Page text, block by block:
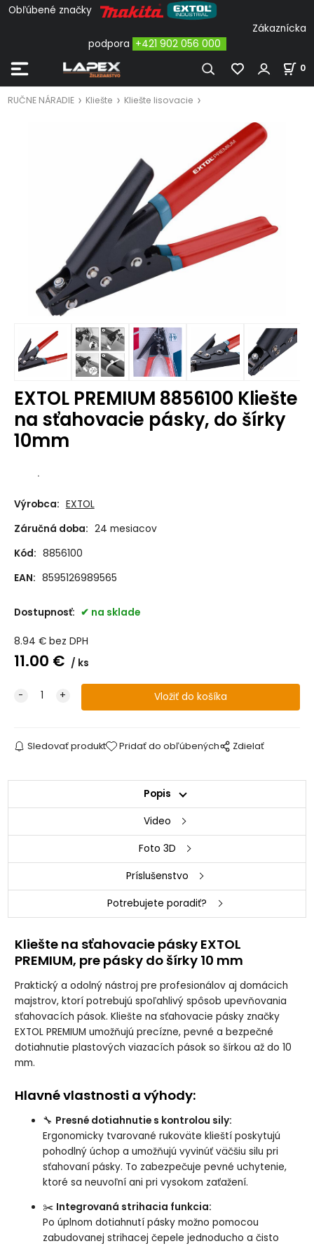
Obľúbené značky
Zákaznícka
podpora +421 902 056 000
0
RUČNE NÁRADIE Kliešte Kliešte lisovacie
EXTOL PREMIUM 8856100 Kliešte
na sťahovacie pásky, do šírky
10mm
.
Výrobca: EXTOL
Záručná doba: 24 mesiacov
Kód: 8856100
EAN: 8595126989565
Dostupnosť: na sklade
8.94 € bez DPH
11.00 € ks
Sledovať produkt Pridať do obľúbených Zdielať
Popis
Video
Foto 3D
Príslušenstvo
Potrebujete poradiť?
Kliešte na sťahovacie pásky EXTOL
PREMIUM, pre pásky do šírky 10 mm
Praktický a odolný nástroj pre profesionálov aj domácich
majstrov, ktorí potrebujú spoľahlivý spôsob upevňovania
sťahovacích pások. Kliešte na sťahovacie pásky značky
EXTOL PREMIUM umožňujú precízne, pevné a bezpečné
dotiahnutie plastových viazacích pások so šírkou až do 10
mm.
Hlavné vlastnosti a výhody:
🔧 Presné dotiahnutie s kontrolou sily:
Ergonomicky tvarované rukoväte klieští poskytujú
pohodlný úchop a umožňujú vyvinúť väčšiu silu pri
sťahovaní pásky. To zabezpečuje pevné uchytenie,
ktoré sa neuvoľní ani pri vysokom zaťažení.
✂️ Integrovaná strihacia funkcia:
Po úplnom dotiahnutí pásky možno pomocou
zabudovanej strihacej čepele jednoducho a čisto